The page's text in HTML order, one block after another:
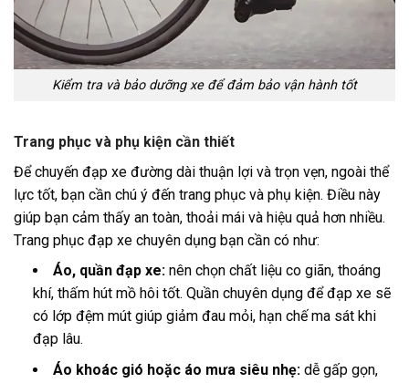
Kiểm tra và bảo dưỡng xe để đảm bảo vận hành tốt
Trang phục và phụ kiện cần thiết
Để chuyến đạp xe đường dài thuận lợi và trọn vẹn, ngoài thể
lực tốt, bạn cần chú ý đến trang phục và phụ kiện. Điều này
giúp bạn cảm thấy an toàn, thoải mái và hiệu quả hơn nhiều.
Trang phục đạp xe chuyên dụng bạn cần có như:
Áo, quần đạp xe: nên chọn chất liệu co giãn, thoáng
khí, thấm hút mồ hôi tốt. Quần chuyên dụng để đạp xe sẽ
có lớp đệm mút giúp giảm đau mỏi, hạn chế ma sát khi
đạp lâu.
Áo khoác gió hoặc áo mưa siêu nhẹ:dễ gấp gọn,